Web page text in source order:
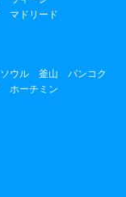
マドリード
ソウル 釜山
バンコク
ホーチミン